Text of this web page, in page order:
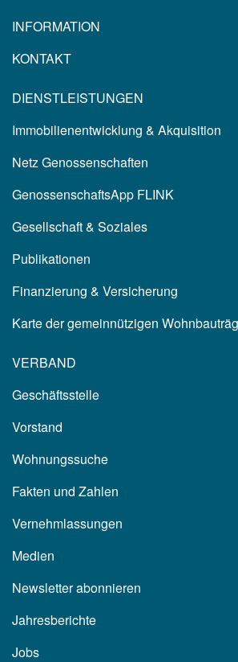
INFORMATION
KONTAKT
DIENSTLEISTUNGEN
Immobilienentwicklung & Akquisition
Netz Genossenschaften
GenossenschaftsApp FLINK
Gesellschaft & Soziales
Publikationen
Finanzierung & Versicherung
Karte der gemeinnützigen
VERBAND
Geschäftsstelle
Vorstand
Wohnungssuche
Fakten und Zahlen
Vernehmlassungen
Medien
Newsletter abonnieren
Jahresberichte
Jobs